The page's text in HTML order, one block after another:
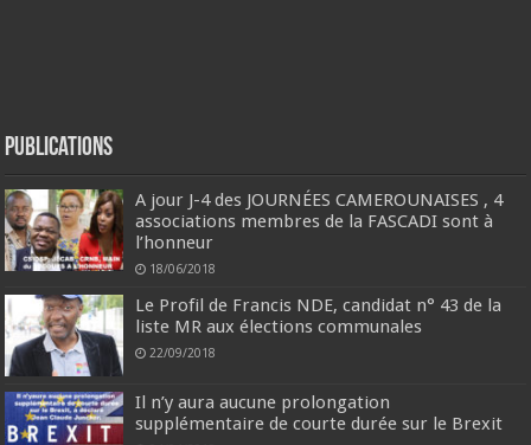
Publications
A jour J-4 des JOURNÉES CAMEROUNAISES , 4
associations membres de la FASCADI sont à
l’honneur
18/06/2018
Le Profil de Francis NDE, candidat n° 43 de la
liste MR aux élections communales
22/09/2018
Il n’y aura aucune prolongation
supplémentaire de courte durée sur le Brexit